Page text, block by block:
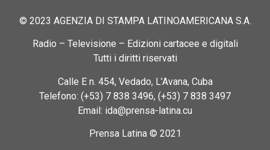
© 2023 AGENZIA DI STAMPA LATINOAMERICANA S.A.
Radio – Televisione – Edizioni cartacee e digitali
Tutti i diritti riservati
Calle E n. 454, Vedado, L’Avana, Cuba
Telefono: (+53) 7 838 3496, (+53) 7 838 3497
Email: ida@prensa-latina.cu
Prensa Latina © 2021